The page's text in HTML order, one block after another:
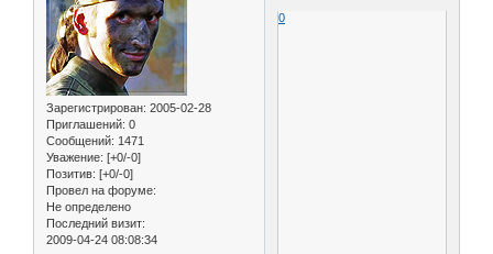
Зарегистрирован: 2005-02-28
Приглашений: 0
Сообщений: 1471
Уважение: [+0/-0]
Позитив: [+0/-0]
Провел на форуме:
Не определено
Последний визит:
2009-04-24 08:08:34
0